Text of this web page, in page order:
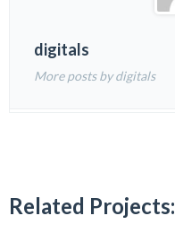
digitals
More posts by digitals
Related Projects: